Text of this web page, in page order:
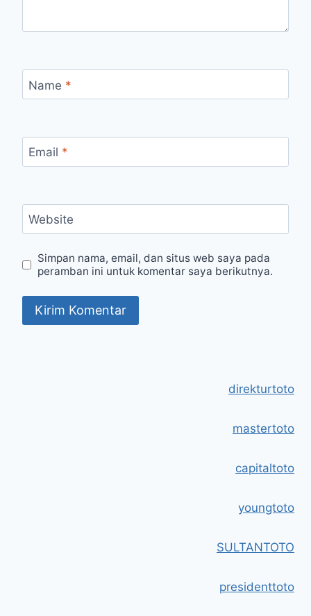
Name *
Email *
Website
Simpan nama, email, dan situs web saya pada
peramban ini untuk komentar saya berikutnya.
direkturtoto
mastertoto
capitaltoto
youngtoto
SULTANTOTO
presidenttoto